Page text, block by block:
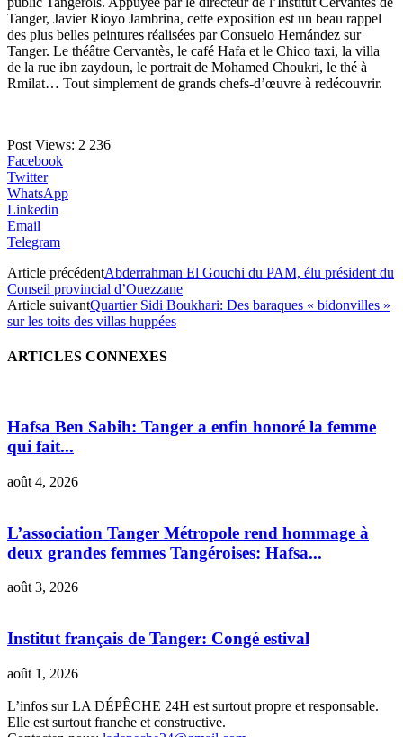
Tanger, Javier Rioyo Jambrina, cette exposition est un beau rappel
des plus belles peintures réalisées par Consuelo Hernández sur
Tanger. Le théâtre Cervantès, le café Hafa et le Chico taxi, la villa
de la rue ibn zaydoun, le portrait de Mohamed Choukri, le thé à
Rmilat… Tout simplement de grands chefs-d’œuvre à redécouvrir.
Post Views: 2 236
Facebook
Twitter
WhatsApp
Linkedin
Email
Telegram
Article précédentAbderrahman El Gouchi du PAM, élu président du
Conseil provincial d’Ouezzane
Article suivantQuartier Sidi Boukhari: Des baraques « bidonvilles »
sur les toits des villas huppées
ARTICLES CONNEXES
Hafsa Ben Sabih: Tanger a enfin honoré la femme
qui fait...
août 4, 2026
L’association Tanger Métropole rend hommage à
deux grandes femmes Tangéroises: Hafsa...
août 3, 2026
Institut français de Tanger: Congé estival
août 1, 2026
L’infos sur LA DÉPÊCHE 24H est surtout propre et responsable.
Elle est surtout franche et constructive.